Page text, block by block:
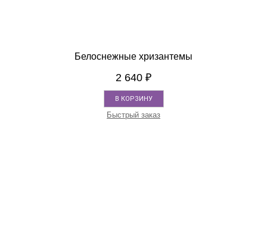
Белоснежные хризантемы
2 640 ₽
В КОРЗИНУ
Быстрый заказ